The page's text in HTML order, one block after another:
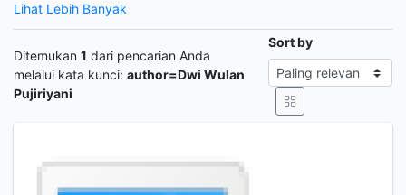
Lihat Lebih Banyak
Ditemukan 1 dari pencarian Anda
melalui kata kunci: author=Dwi Wulan
Pujiriyani
Sort by